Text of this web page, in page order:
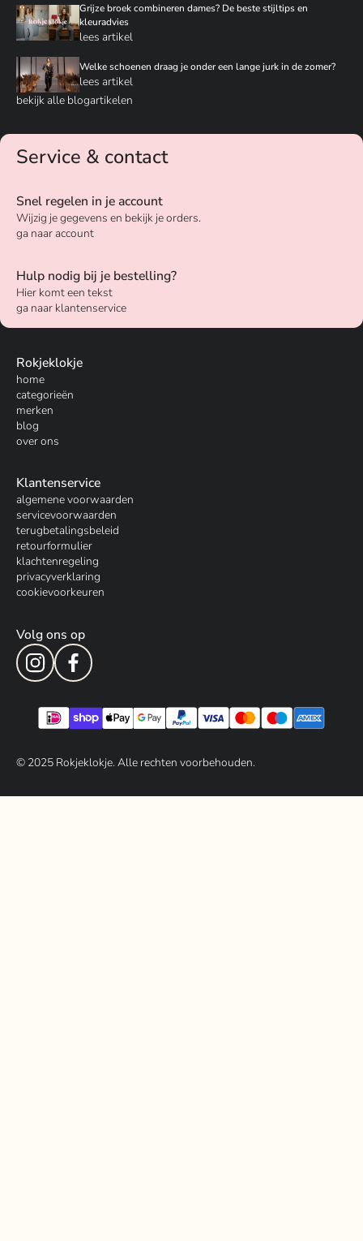
Grijze broek combineren dames? De beste stijltips en
kleuradvies
lees artikel
Welke schoenen draag je onder een lange jurk in de zomer?
lees artikel
bekijk alle blogartikelen
Service & contact
Snel regelen in je account
Wijzig je gegevens en bekijk je orders.
ga naar account
Hulp nodig bij je bestelling?
Hier komt een tekst
ga naar klantenservice
Rokjeklokje
home
categorieën
merken
blog
over ons
Klantenservice
algemene voorwaarden
servicevoorwaarden
terugbetalingsbeleid
retourformulier
klachtenregeling
privacyverklaring
cookievoorkeuren
Volg ons op
© 2025Rokjeklokje. Alle rechten voorbehouden.